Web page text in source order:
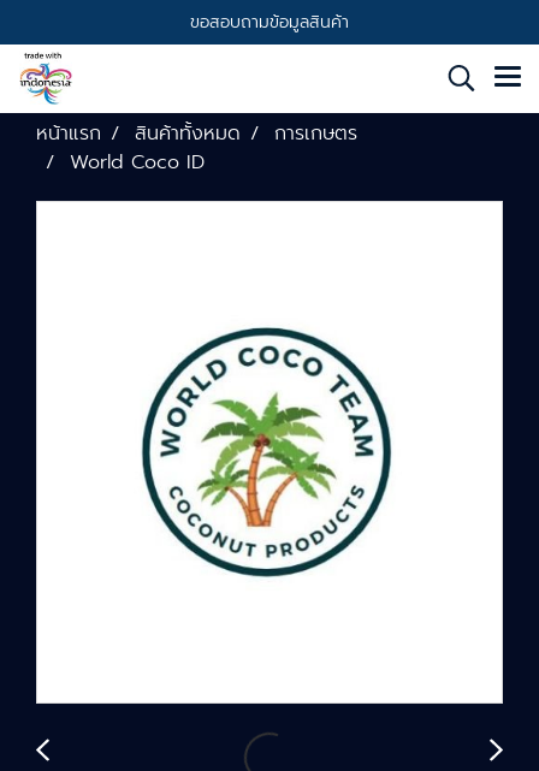
ขอสอบถามข้อมูลสินค้า
หน้าแรก สินค้าทั้งหมด
การเกษตร
World Coco ID